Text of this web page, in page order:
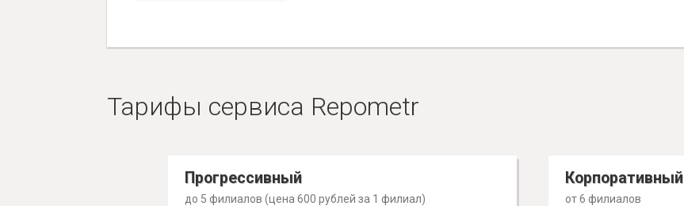
Тарифы сервиса Repometr
Прогрессивный
до 5 филиалов (цена 600 рублей за 1 филиал)
Корпоративный
от 6 филиалов